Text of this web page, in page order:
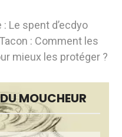
Le spent d’ecdyo
: Comment les
mieux les protéger ?
MOUCHEUR